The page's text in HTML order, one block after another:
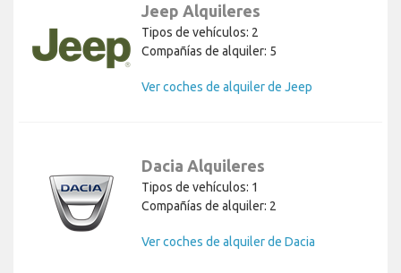
Jeep Alquileres
Tipos de vehículos: 2
Compañías de alquiler: 5
Ver coches de alquiler de Jeep
Dacia Alquileres
Tipos de vehículos: 1
Compañías de alquiler: 2
Ver coches de alquiler de Dacia